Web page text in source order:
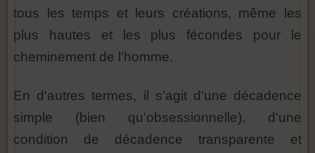
tous les temps et leurs créations, même les
plus hautes et les plus fécondes pour le
cheminement de l'homme.
En d'autres termes, il s'agit d'une décadence
simple (bien qu'obsessionnelle), d'une
condition de décadence transparente et